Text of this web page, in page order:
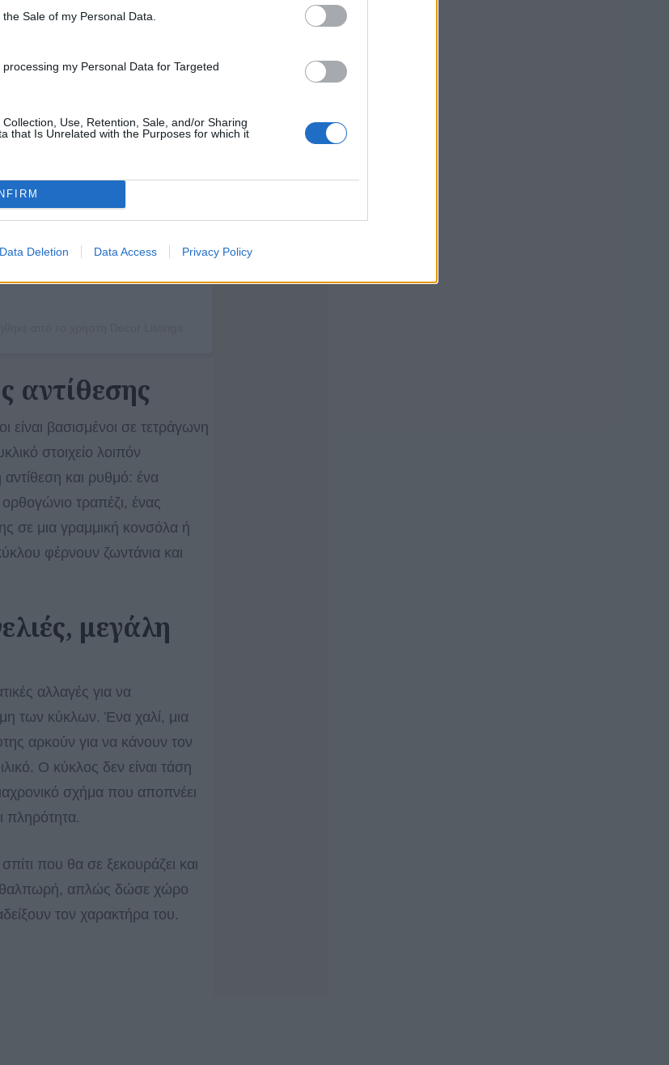
Sale of my Personal Data.
my Personal Data for Targeted
Use, Retention, Sale, and/or Sharing
that Is Unrelated with the Purposes for which it
Data Deletion Data Access Privacy Policy
στο Instagram.
αντίθεσης
είναι βασισμένοι σε τετράγωνη
στοιχείο λοιπόν
αντίθεση και ρυθμό: ένα
τραπέζι, ένας
σε μια γραμμική κονσόλα ή
φέρνουν ζωντάνια και
μεγάλη
αλλαγές για να
των κύκλων. Ένα χαλί, μια
αρκούν για να κάνουν τον
Ο κύκλος δεν είναι τάση
σχήμα που αποπνέει
πληρότητα.
που θα σε ξεκουράζει και
θαλπωρή, απλώς δώσε χώρο
τον χαρακτήρα του.